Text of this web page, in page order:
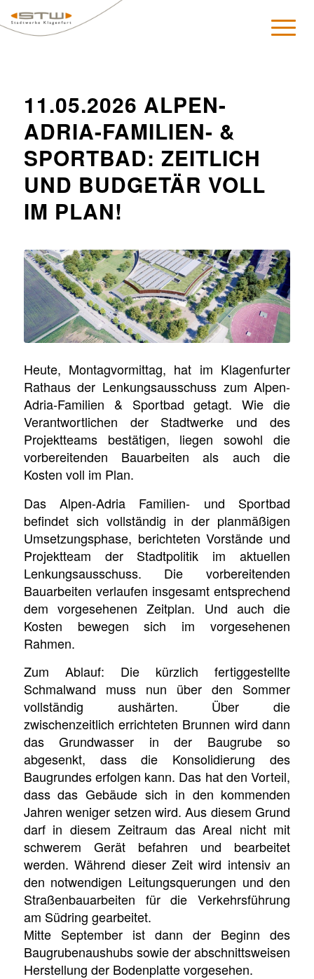
11.05.2026 ALPEN-
ADRIA-FAMILIEN- &
SPORTBAD: ZEITLICH
UND BUDGETÄR VOLL
IM PLAN!
Heute, Montagvormittag, hat im Klagenfurter
Rathaus der Lenkungsausschuss zum Alpen-
Adria-Familien & Sportbad getagt. Wie die
Verantwortlichen der Stadtwerke und des
Projektteams bestätigen, liegen sowohl die
vorbereitenden Bauarbeiten als auch die
Kosten voll im Plan.
Das Alpen-Adria Familien- und Sportbad
befindet sich vollständig in der planmäßigen
Umsetzungsphase, berichteten Vorstände und
Projektteam der Stadtpolitik im aktuellen
Lenkungsausschuss. Die vorbereitenden
Bauarbeiten verlaufen insgesamt entsprechend
dem vorgesehenen Zeitplan. Und auch die
Kosten bewegen sich im vorgesehenen
Rahmen.
Zum Ablauf: Die kürzlich fertiggestellte
Schmalwand muss nun über den Sommer
vollständig aushärten. Über die
zwischenzeitlich errichteten Brunnen wird dann
das Grundwasser in der Baugrube so
abgesenkt, dass die Konsolidierung des
Baugrundes erfolgen kann. Das hat den Vorteil,
dass das Gebäude sich in den kommenden
Jahren weniger setzen wird. Aus diesem Grund
darf in diesem Zeitraum das Areal nicht mit
schwerem Gerät befahren und bearbeitet
werden. Während dieser Zeit wird intensiv an
den notwendigen Leitungsquerungen und den
Straßenbauarbeiten für die Verkehrsführung
am Südring gearbeitet.
Mitte September ist dann der Beginn des
Baugrubenaushubs sowie der abschnittsweisen
Herstellung der Bodenplatte vorgesehen.